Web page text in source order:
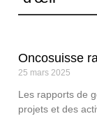
Oncosuisse
25 mars 2025
Les rapports de
projets et des